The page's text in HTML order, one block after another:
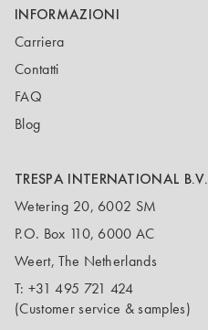
INFORMAZIONI
Carriera
Contatti
FAQ
Blog
TRESPA INTERNATIONAL B.V.
Wetering 20, 6002 SM
P.O. Box 110, 6000 AC
Weert, The Netherlands
T: +31 495 721 424
(Customer service & samples)